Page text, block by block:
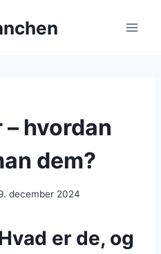
hvordan
dem?
december 2024
er de, og